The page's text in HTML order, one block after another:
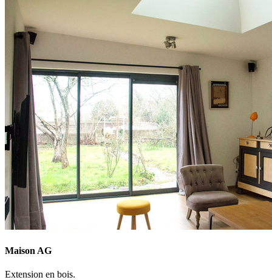
Maison AG
Extension en bois.